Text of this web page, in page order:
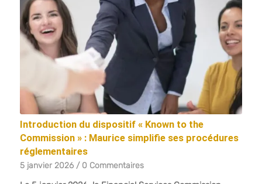
Introduction du dispositif « Known to the
Commission » : Maurice simplifie ses procédures
réglementaires
5 janvier 2026 / 0 Commentaires